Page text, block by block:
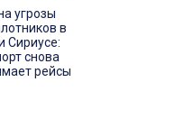
угрозы
в
Сириусе:
снова
рейсы